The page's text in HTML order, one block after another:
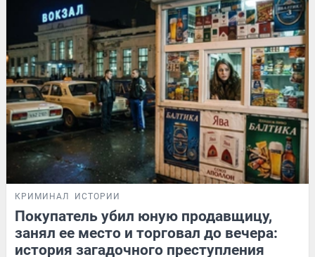
КРИМИНАЛ ИСТОРИИ
Покупатель убил юную продавщицу,
занял ее место и торговал до вечера:
история загадочного преступления